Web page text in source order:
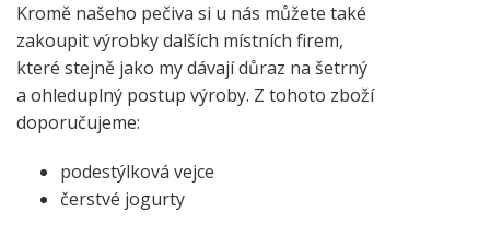
Kromě našeho pečiva si u nás můžete také
zakoupit výrobky dalších místních firem,
které stejně jako my dávají důraz na šetrný
a ohleduplný postup výroby. Z tohoto zboží
doporučujeme:
podestýlková vejce
čerstvé jogurty